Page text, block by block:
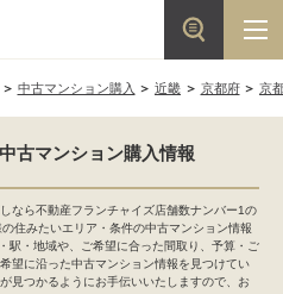
中古マンション購入 近畿 京都府 京
古マンション購入情報
なら不動産フランチャイズ店舗数ナンバー1の
住みたいエリア・条件の中古マンション情報
駅・地域や、ご希望に合った間取り、予算・ご
望に沿った中古マンション情報を見つけてい
見つかるようにお手伝いいたしますので、お